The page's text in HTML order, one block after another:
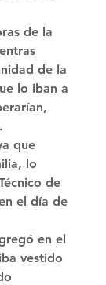
de la
de la
lo iban a
que
lo
de
el día de
en el
vestido